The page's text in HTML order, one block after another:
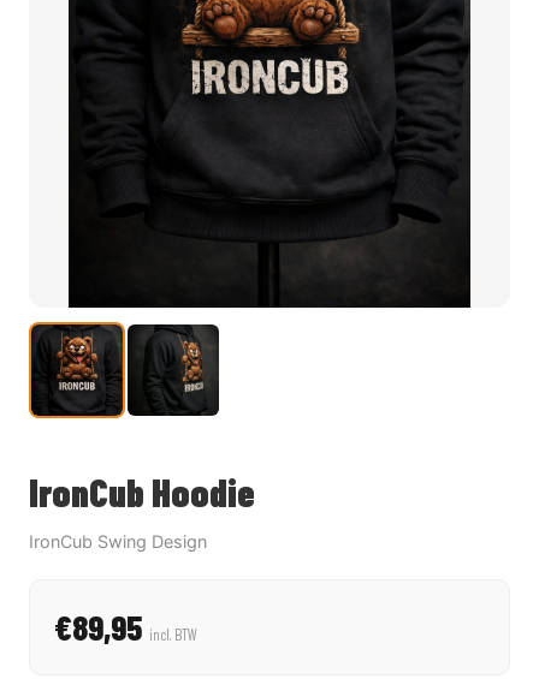
IronCub Hoodie
IronCub Swing Design
€89,95 incl. BTW